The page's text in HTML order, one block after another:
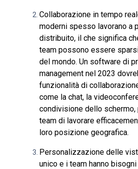
Collaborazione in tempo
moderni spesso lavorano a
distribuito, il che significa
team possono essere
del mondo. Un software di
management nel 2023
funzionalità di
come la chat, la
condivisione dello schermo,
team di lavorare
loro posizione geografica.
Personalizzazione delle
unico e i team hanno